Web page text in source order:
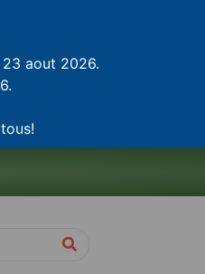
aout 2026.